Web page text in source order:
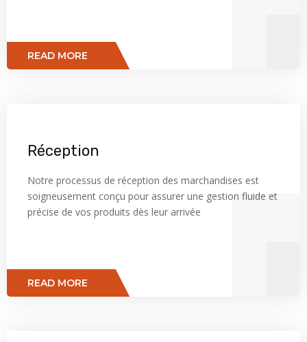
READ MORE
Réception
Notre processus de réception des marchandises est
soigneusement conçu pour assurer une gestion fluide et
précise de vos produits dès leur arrivée
READ MORE